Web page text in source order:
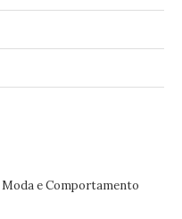
Moda e Comportamento